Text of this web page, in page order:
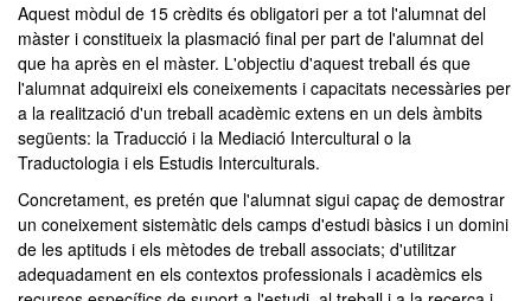
Aquest mòdul de 15 crèdits és obligatori per a tot l'alumnat del
màster i constitueix la plasmació final per part de l'alumnat del
que ha après en el màster. L'objectiu d'aquest treball és que
l'alumnat adquireixi els coneixements i capacitats necessàries per
a la realització d'un treball acadèmic extens en un dels àmbits
següents: la Traducció i la Mediació Intercultural o la
Traductologia i els Estudis Interculturals.
Concretament, es pretén que l'alumnat sigui capaç de demostrar
un coneixement sistemàtic dels camps d'estudi bàsics i un domini
de les aptituds i els mètodes de treball associats; d'utilitzar
adequadament en els contextos professionals i acadèmics els